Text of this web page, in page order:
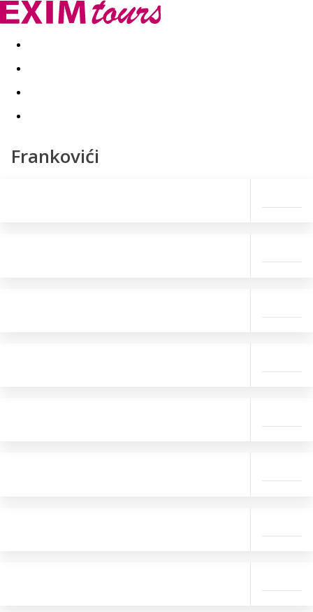
Akční nabídky Last minute
Frankovići